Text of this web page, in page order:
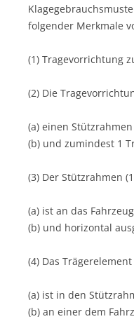
folgender Merkmale
(1) Tragevorrichtung
(2) Die
(a) einen Stützrahmen
(b) und zumindest 1
(3) Der Stützrahmen
(a) ist an das
(b) und horizontal
(4) Das Trägerelement
(a) ist in den
(b) an einer dem